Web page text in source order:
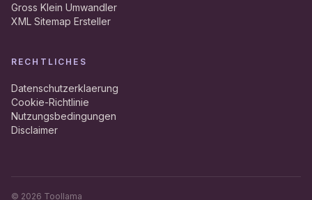
Gross Klein Umwandler
XML Sitemap Ersteller
RECHTLICHES
Datenschutzerklaerung
Cookie-Richtlinie
Nutzungsbedingungen
Disclaimer
© 2026 Toollama